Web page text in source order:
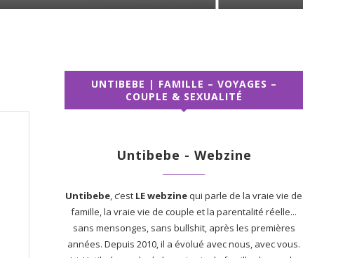
UNTIBEBE | FAMILLE – VOYAGES –
COUPLE & SEXUALITÉ
Untibebe - Webzine
Untibebe, c’est LE webzinequi parle de la vraie vie de
famille, la vraie vie de couple et la parentalité réelle...
sans mensonges, sans bullshit, après les premières
années. Depuis 2010, il a évolué avec nous, avec vous.